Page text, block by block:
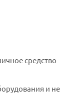
средство
и не